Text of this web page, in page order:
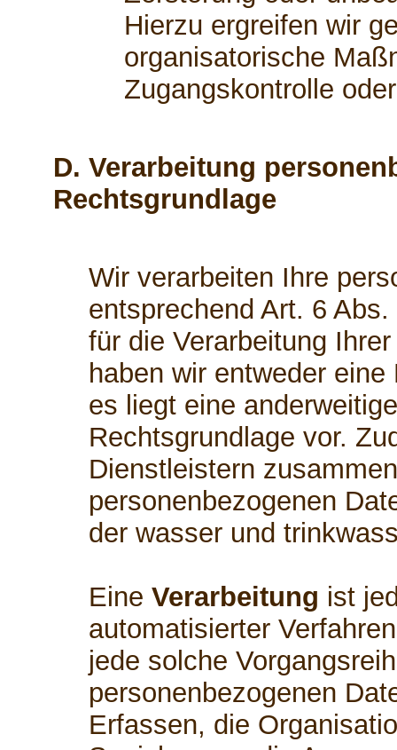
Hierzu ergreifen wir
organisatorische
Zugangskontrolle
D. Verarbeitung
Rechtsgrundlage
Wir verarbeiten Ihre
entsprechend Art. 6
für die Verarbeitung
haben wir entweder
es liegt eine
Rechtsgrundlage vor.
Dienstleistern
personenbezogenen
der wasser und
Eine Verarbeitung ist
automatisierter
jede solche
personenbezogenen
Erfassen, die